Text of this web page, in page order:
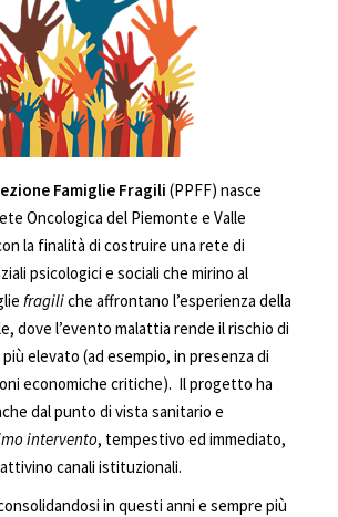
Famiglie Fragili (PPFF) nasce
Oncologica del Piemonte e Valle
la finalità di costruire una rete di
psicologici e sociali che mirino al
fragiliche affrontano l’esperienza della
dove l’evento malattia rende il rischio di
elevato (ad esempio, in presenza di
economiche critiche). Il progetto ha
dal punto di vista sanitario e
intervento, tempestivo ed immediato,
canali istituzionali.
in questi anni e sempre più